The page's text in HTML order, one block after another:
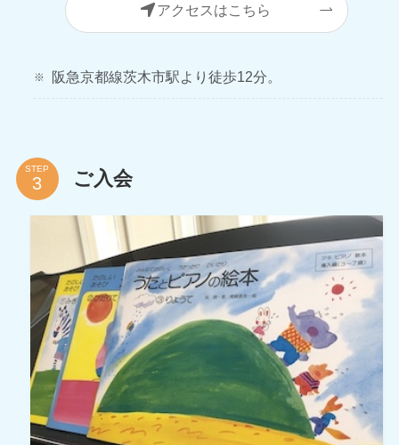
アクセスはこちら
阪急京都線茨木市駅より徒歩12分。
STEP ご入会